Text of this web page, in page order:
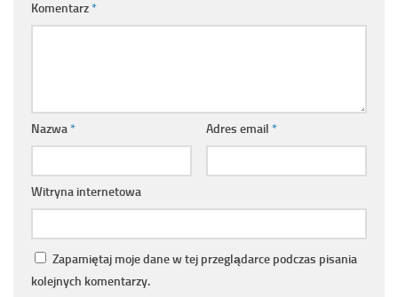
Komentarz*
Nazwa* Adres email *
Witryna internetowa
Zapamiętaj moje dane w tej przeglądarce podczas pisania
kolejnych komentarzy.